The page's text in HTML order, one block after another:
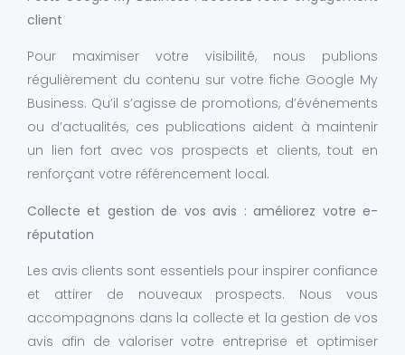
client
Pour maximiser votre visibilité, nous publions
régulièrement du contenu sur votre fiche Google My
Business. Qu’il s’agisse de promotions, d’événements
ou d’actualités, ces publications aident à maintenir
un lien fort avec vos prospects et clients, tout en
renforçant votre référencement local.
Collecte et gestion de vos avis : améliorez votre e-
réputation
Les avis clients sont essentiels pour inspirer confiance
et attirer de nouveaux prospects. Nous vous
accompagnons dans la collecte et la gestion de vos
avis afin de valoriser votre entreprise et optimiser